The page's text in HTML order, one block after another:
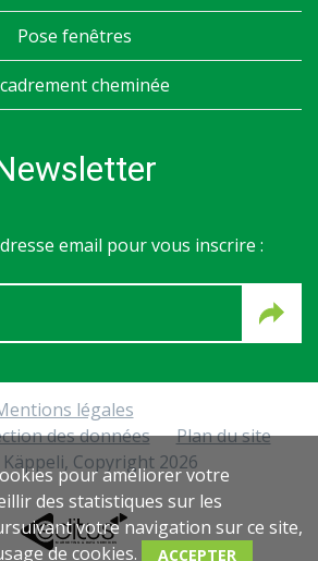
Pose fenêtres
cheminée
email pour vous inscrire :
légales
des données
Plan du site
Copyright 2026
MARKETING & DATA SERVICES
pour améliorer votre
des statistiques sur les
votre navigation sur ce site,
de cookies.